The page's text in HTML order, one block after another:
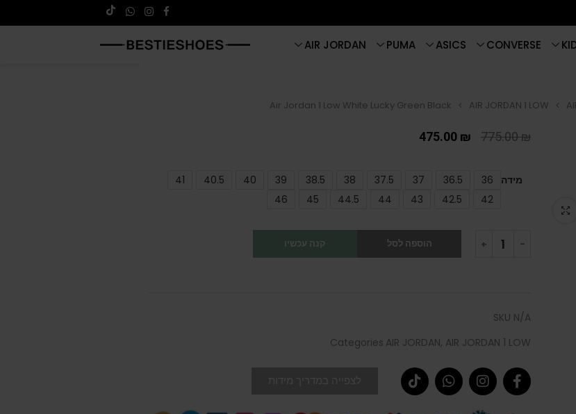
CONVERSE
ASICS
PUMA
AIR JORDAN
AIR JORDAN 1 LOW
Air Jordan 1 Low White Lucky Green Black
775.00₪
475.00 ₪
מידה 36
36.5
37
37.5
38
38.5
39
40
40.5
41
42
42.5
43
44
44.5
45
46
הוספה לסל קנה עכשיו
SKU N/A
Categories AIR JORDAN, AIR JORDAN 1 LOW